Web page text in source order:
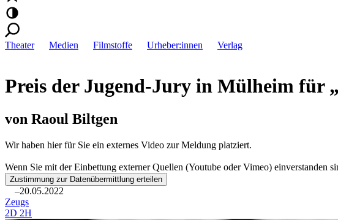
Theater Medien Filmstoffe Urheber:innen Verlag
Preis der Jugend-Jury in Mülheim für
von Raoul Biltgen
Wir haben hier für Sie ein externes Video zur Meldung platziert.
Wenn Sie mit der Einbettung externer Quellen (Youtube oder Vimeo) einverstanden
Zustimmung zur Datenübermittlung erteilen
–20.05.2022
Zeugs
2D 2H